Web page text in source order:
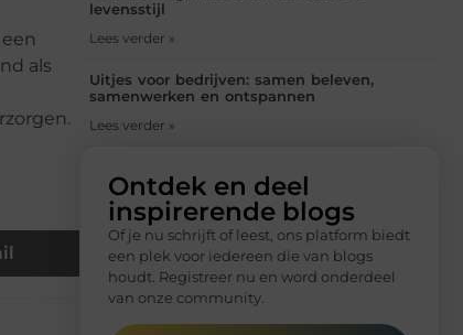
als
levensstijl
Lees verder »
Uitjes voor bedrijven: samen beleven,
samenwerken en ontspannen
Lees verder »
Ontdek en deel
inspirerende blogs
Of je nu schrijft of leest, ons platform biedt
een plek voor iedereen die van blogs
houdt. Registreer nu en word onderdeel
van onze community.